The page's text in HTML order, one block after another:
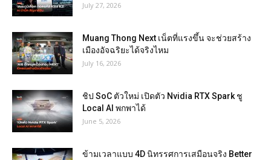
July 27, 2026
Muang Thong Next เน็ตที่แรงขึ้น จะช่วยสร้าง
เมืองอัจฉริยะได้จริงไหม
July 16, 2026
ชิป SoC ตัวใหม่ เปิดตัว Nvidia RTX Spark ชู
Local AI พกพาได้
June 5, 2026
ข้ามเวลาแบบ 4D นิทรรศการเสมือนจริง Better